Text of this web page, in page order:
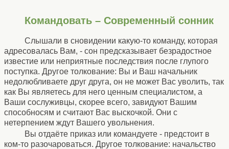
Командовать – Современный сонник
Слышали в сновидении какую-то команду, которая
адресовалась Вам, - сон предсказывает безрадостное
известие или неприятные последствия после глупого
поступка. Другое толкование: Вы и Ваш начальник
недолюбливаете друг друга, он не может Вас уволить, так
как Вы являетесь для него ценным специалистом, а
Ваши сослуживцы, скорее всего, завидуют Вашим
способносям и считают Вас выскочкой. Они с
нетерпением ждут Вашего увольнения.
Вы отдаёте приказ или командуете - предстоит в
ком-то разочароваться. Другое толкование: начальство